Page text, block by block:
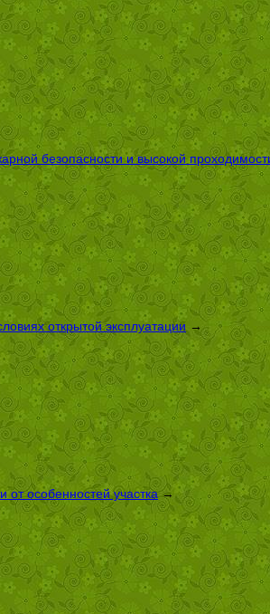
безопасности и высокой
открытой эксплуатации →
от особенностей участка→